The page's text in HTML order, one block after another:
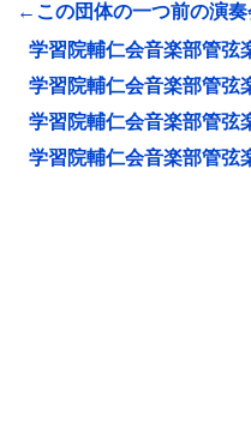
←この団体の一つ前の演奏
学習院輔仁会音楽部管弦
学習院輔仁会音楽部管弦
学習院輔仁会音楽部管弦
学習院輔仁会音楽部管弦